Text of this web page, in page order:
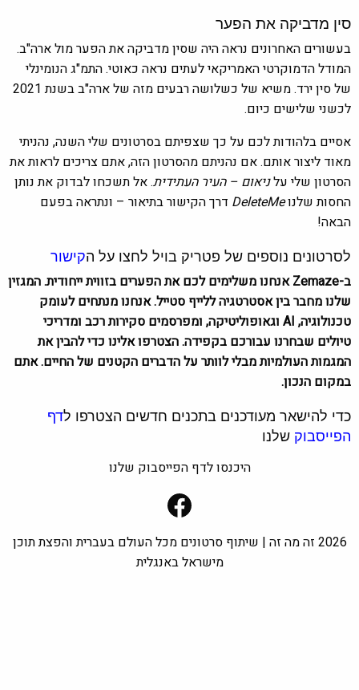
סין מדביקה את הפער
בעשורים האחרונים נראה היה שסין מדביקה את הפער מול ארה"ב.
המודל הדמוקרטי האמריקאי לעתים נראה כאוטי. התמ"ג הנומינלי
של סין ירד. משיא של כשלושה רבעים מזה של ארה"ב בשנת 2021
לכשני שלישים כיום.
אסיים בלהודות לכם על כך שצפיתם בסרטונים שלי השנה, נהניתי
מאוד ליצור אותם. אם נהניתם מהסרטון הזה, אתם צריכים לראות את
הסרטון שלי עלניאום – העיר העתידית. אל תשכחו לבדוק את נותן
החסות שלנוDeleteMeדרך הקישור בתיאור – ונתראה בפעם
הבאה!
לסרטונים נוספים של פטריק בויל לחצו על ה קישור
ב-Zemaze אנחנו משלימים לכם את הפערים בזווית ייחודית. המגזין
שלנו מחבר בין אסטרטגיה ללייף סטייל. אנחנו מנתחים לעומק
טכנולוגיה, AI וגאופוליטיקה, ומפרסמים סקירות רכב ומדריכי
טיולים שבחרנו עבורכם בקפידה. הצטרפו אלינו כדי להבין את
המגמות העולמיות מבלי לוותר על הדברים הקטנים של החיים. אתם
במקום הנכון.
כדי להישאר מעודכנים בתכנים חדשים הצטרפו ל דף
הפייסבוקשלנו
היכנסו לדף הפייסבוק שלנו
Facebook
2026 זה מה זה | שיתוף סרטונים מכל העולם בעברית והפצת תוכן
מישראל באנגלית